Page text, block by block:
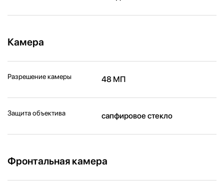
Камера
Разрешение камеры 48 МП
Защита объектива сапфировое стекло
Фронтальная камера